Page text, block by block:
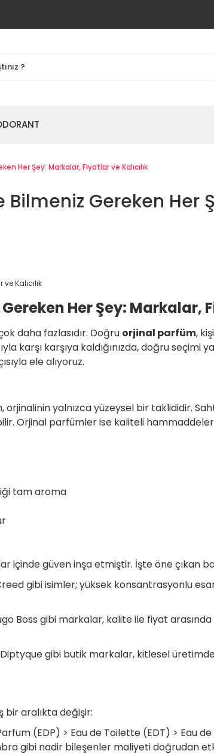
Her Şey: Markalar, Fiyatlar ve Kalıcılık
Gereken Her
Her Şey: Markalar,
daha fazlasıdır. Doğru orjinal parfüm,
karşı karşıya kaldığınızda, doğru
ele alıyoruz.
orjinalinin yalnızca yüzeysel bir taklididir.
Orjinal parfümler ise kaliteli
tam aroma
içinde güven inşa etmiştir. İşte öne çıkan
gibi isimler; yüksek konsantrasyonlu
Boss gibi markalar, kalite ile fiyat
gibi butik markalar, kitlesel
bir aralıkta değişir:
(EDP) > Eau de Toilette (EDT) > Eau
gibi nadir bileşenler maliyeti doğrudan